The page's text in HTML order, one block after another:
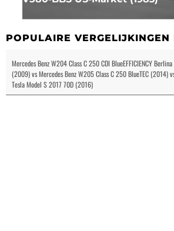
POPULAIRE
Mercedes Benz W204 Class C 250 CDI BlueEFFICIENCY
(2009) vs Mercedes Benz W205 Class C 250 BlueTEC (2014)
Tesla Model S 2017 70D (2016)